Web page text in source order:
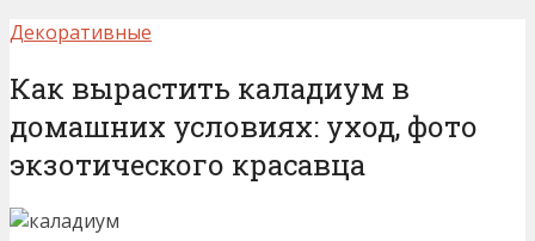
Декоративные
Как вырастить каладиум в
домашних условиях: уход, фото
экзотического красавца